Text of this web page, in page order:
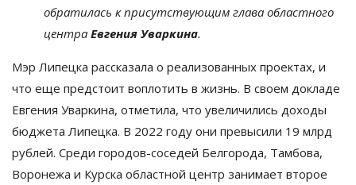
обратилась к присутствующим глава областного
центра Евгения Уваркина.
Мэр Липецка рассказала о реализованных проектах, и
что еще предстоит воплотить в жизнь. В своем докладе
Евгения Уваркина, отметила, что увеличились доходы
бюджета Липецка. В 2022 году они превысили 19 млрд
рублей. Среди городов-соседей Белгорода, Тамбова,
Воронежа и Курска областной центр занимает второе